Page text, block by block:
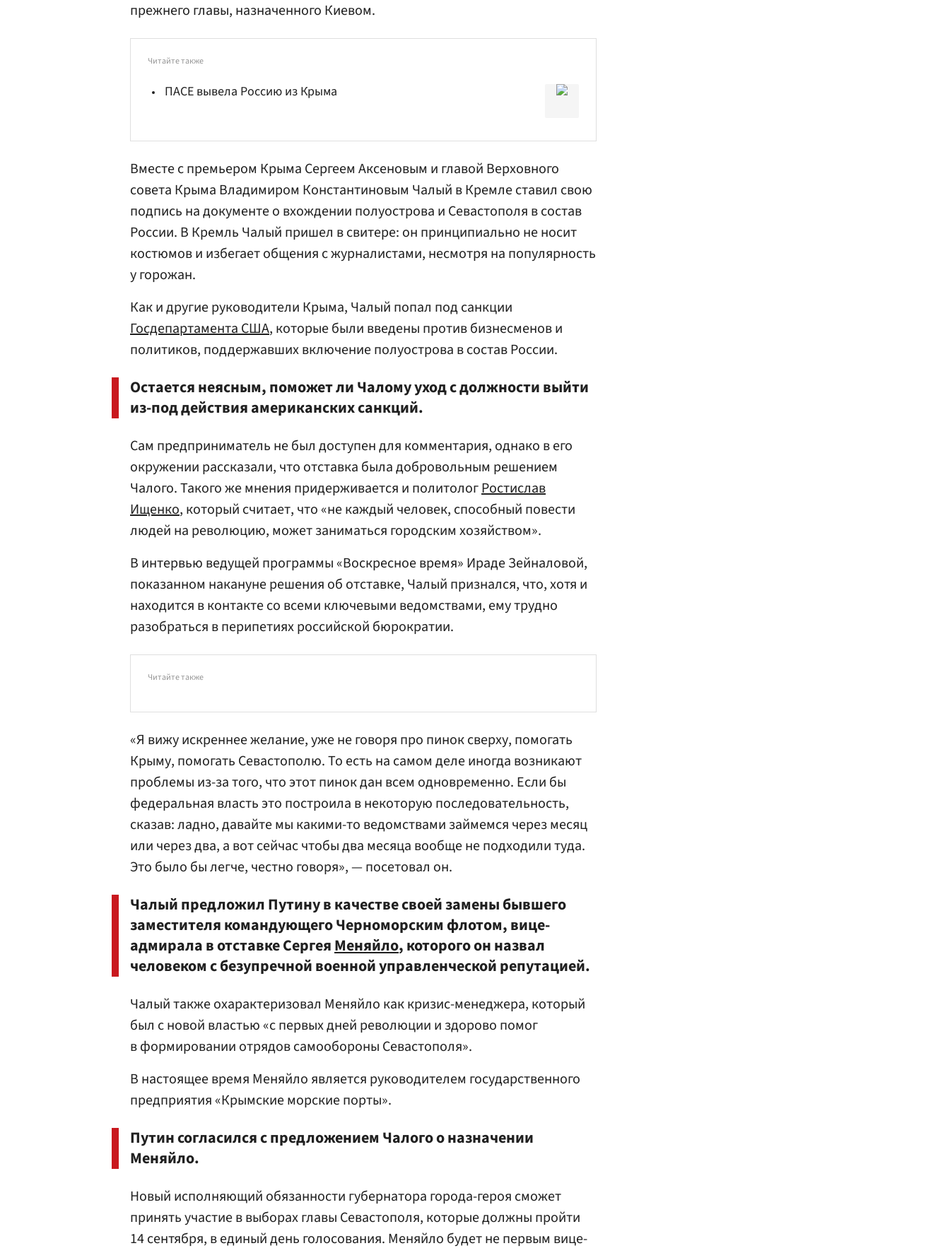
прежнего главы, назначенного Киевом.
Читайте также
ПАСЕ вывела Россию из Крыма
Вместе с премьером Крыма Сергеем Аксеновым и главой Верховного
совета Крыма Владимиром Константиновым Чалый в Кремле ставил свою
подпись на документе о вхождении полуострова и Севастополя в состав
России. В Кремль Чалый пришел в свитере: он принципиально не носит
костюмов и избегает общения с журналистами, несмотря на популярность
у горожан.
Как и другие руководители Крыма, Чалый попал под санкции
Госдепартамента США, которые были введены против бизнесменов и
политиков, поддержавших включение полуострова в состав России.
Остается неясным, поможет ли Чалому уход с должности выйти
из-под действия американских санкций.
Сам предприниматель не был доступен для комментария, однако в его
окружении рассказали, что отставка была добровольным решением
Чалого. Такого же мнения придерживается и политологРостислав
Ищенко, который считает, что «не каждый человек, способный повести
людей на революцию, может заниматься городским хозяйством».
В интервью ведущей программы «Воскресное время» Ираде Зейналовой,
показанном накануне решения об отставке, Чалый признался, что, хотя и
находится в контакте со всеми ключевыми ведомствами, ему трудно
разобраться в перипетиях российской бюрократии.
Читайте также
«Я вижу искреннее желание, уже не говоря про пинок сверху, помогать
Крыму, помогать Севастополю. То есть на самом деле иногда возникают
проблемы из-за того, что этот пинок дан всем одновременно. Если бы
федеральная власть это построила в некоторую последовательность,
сказав: ладно, давайте мы какими-то ведомствами займемся через месяц
или через два, а вот сейчас чтобы два месяца вообще не подходили туда.
Это было бы легче, честно говоря», — посетовал он.
Чалый предложил Путину в качестве своей замены бывшего
заместителя командующего Черноморским флотом, вице-
адмирала в отставке СергеяМеняйло, которого он назвал
человеком с безупречной военной управленческой репутацией.
Чалый также охарактеризовал Меняйло как кризис-менеджера, который
был с новой властью «с первых дней революции и здорово помог
в формировании отрядов самообороны Севастополя».
В настоящее время Меняйло является руководителем государственного
предприятия «Крымские морские порты».
Путин согласился с предложением Чалого о назначении
Меняйло.
Новый исполняющий обязанности губернатора города-героя сможет
принять участие в выборах главы Севастополя, которые должны пройти
14 сентября, в единый день голосования. Меняйло будет не первым вице-